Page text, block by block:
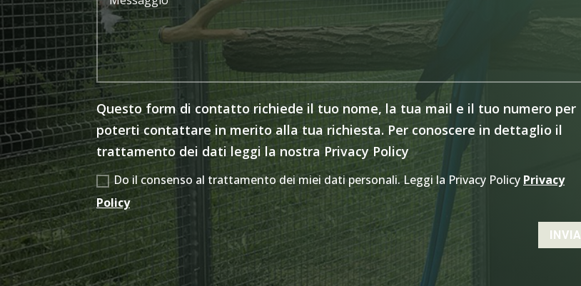
Questo form di contatto richiede il tuo nome, la tua mail e il tuo numero per
poterti contattare in merito alla tua richiesta. Per conoscere in dettaglio il
trattamento dei dati leggi la nostra Privacy Policy
Do il consenso al trattamento dei miei dati personali. Leggi la Privacy Policy Privacy
Policy
INVIA